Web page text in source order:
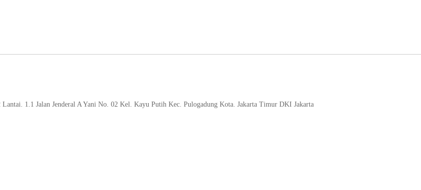
1.1 Jalan Jenderal A Yani No. 02 Kel. Kayu Putih Kec. Pulogadung Kota. Jakarta Timur DKI Jakarta